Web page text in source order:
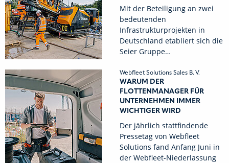
Mit der Beteiligung an zwei
bedeutenden
Infrastrukturprojekten in
Deutschland etabliert sich die
Seier Gruppe…
Webfleet Solutions Sales B. V.
WARUM DER
FLOTTENMANAGER FÜR
UNTERNEHMEN IMMER
WICHTIGER WIRD
Der jährlich stattfindende
Pressetag von Webfleet
Solutions fand Anfang Juni in
der Webfleet-Niederlassung